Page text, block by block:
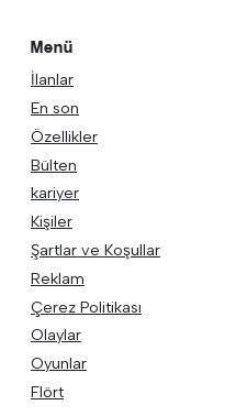
Menü
İlanlar
En son
Özellikler
Bülten
kariyer
Kişiler
Şartlar ve Koşullar
Reklam
Çerez Politikası
Olaylar
Oyunlar
Flört